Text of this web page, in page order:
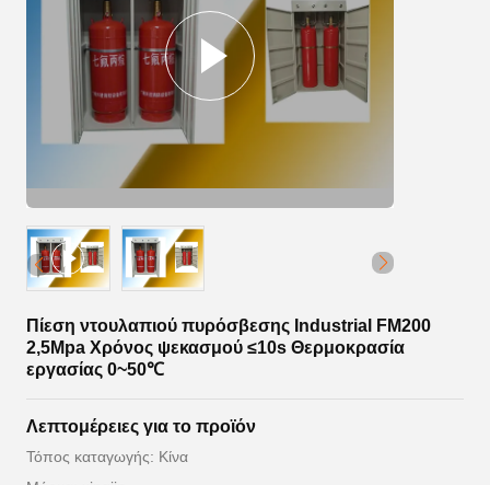
Πίεση ντουλαπιού πυρόσβεσης Industrial FM200
2,5Mpa Χρόνος ψεκασμού ≤10s Θερμοκρασία
εργασίας 0~50℃
Λεπτομέρειες για το προϊόν
Τόπος καταγωγής: Κίνα